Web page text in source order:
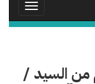
Toggle
من السيد /